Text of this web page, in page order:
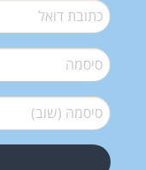
דואל*
סיסמה*
סיסמה (שוב)*